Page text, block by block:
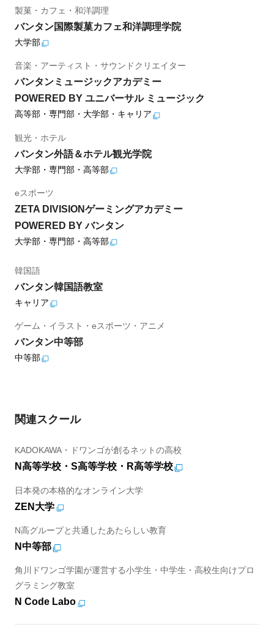
製菓・カフェ・和洋調理
バンタン国際製菓カフェ和洋調理学院
大学部
音楽・アーティスト・サウンドクリエイター
バンタンミュージックアカデミー
POWERED BY ユニバーサル ミュージック
高等部・専門部・大学部・キャリア
観光・ホテル
バンタン外語＆ホテル観光学院
大学部・専門部・高等部
eスポーツ
ZETA DIVISIONゲーミングアカデミー
POWERED BY バンタン
大学部・専門部・高等部
韓国語
バンタン韓国語教室
キャリア
ゲーム・イラスト・eスポーツ・アニメ
バンタン中等部
中等部
関連スクール
KADOKAWA・ドワンゴが創るネットの高校
N高等学校・S高等学校・R高等学校
日本発の本格的なオンライン大学
ZEN大学
N高グループと共通したあたらしい教育
N中等部
角川ドワンゴ学園が運営する小学生・中学生・高校生向けプロ
グラミング教室
N Code Labo